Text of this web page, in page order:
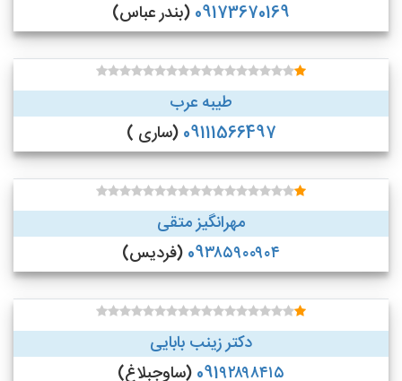
09173670169 (بندر عباس)
طیبه عرب
09111566497 (ساری )
مهرانگیز متقی
09۳۸۵۹۰۰۹۰۴ (فردیس)
دکتر زینب بابایی
091۹۲۸۹۸۴۱۵ (ساوجبلاغ)